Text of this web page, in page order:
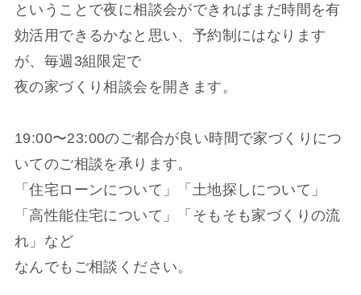
ということで夜に相談会ができればまだ時間を有
効活用できるかなと思い、予約制にはなります
が、毎週3組限定で
夜の家づくり相談会を開きます。
19:00〜23:00のご都合が良い時間で家づくりにつ
いてのご相談を承ります。
「住宅ローンについて」「土地探しについて」
「高性能住宅について」「そもそも家づくりの流
れ」など
なんでもご相談ください。